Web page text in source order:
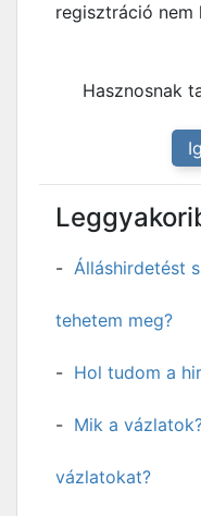
regisztráció nem
Hasznosnak
Álláshirdetést
tehetem meg?
Hol tudom a
Mik a
vázlatokat?